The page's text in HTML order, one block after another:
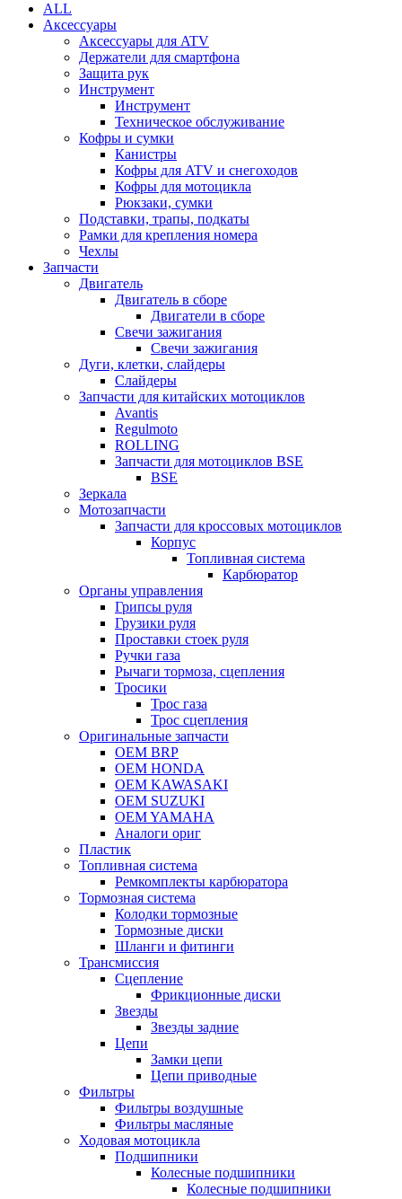
ALL
Аксессуары
Аксессуары для ATV
Держатели для смартфона
Защита рук
Инструмент
Инструмент
Техническое обслуживание
Кофры и сумки
Канистры
Кофры для ATV и снегоходов
Кофры для мотоцикла
Рюкзаки, сумки
Подставки, трапы, подкаты
Рамки для крепления номера
Чехлы
Запчасти
Двигатель
Двигатель в сборе
Двигатели в сборе
Свечи зажигания
Свечи зажигания
Дуги, клетки, слайдеры
Слайдеры
Запчасти для китайских мотоциклов
Avantis
Regulmoto
ROLLING
Запчасти для мотоциклов BSE
BSE
Зеркала
Мотозапчасти
Запчасти для кроссовых мотоциклов
Корпус
Топливная система
Карбюратор
Органы управления
Грипсы руля
Грузики руля
Проставки стоек руля
Ручки газа
Рычаги тормоза, сцепления
Тросики
Трос газа
Трос сцепления
Оригинальные запчасти
OEM BRP
OEM HONDA
OEM KAWASAKI
OEM SUZUKI
OEM YAMAHA
Аналоги ориг
Пластик
Топливная система
Ремкомплекты карбюратора
Тормозная система
Колодки тормозные
Тормозные диски
Шланги и фитинги
Трансмиссия
Cцепление
Фрикционные диски
Звезды
Звезды задние
Цепи
Замки цепи
Цепи приводные
Фильтры
Фильтры воздушные
Фильтры масляные
Ходовая мотоцикла
Подшипники
Колесные подшипники
Колесные подшипники